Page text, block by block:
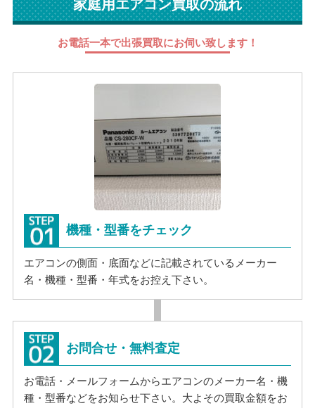
家庭用エアコン買取の流れ
お電話一本で出張買取にお伺い致します！
機種・型番をチェック
エアコンの側面・底面などに記載されているメーカー
名・機種・型番・年式をお控え下さい。
お問合せ・無料査定
お電話・メールフォームからエアコンのメーカー名・機
種・型番などをお知らせ下さい。大よその買取金額をお